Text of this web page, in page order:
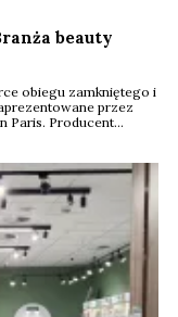
beauty
obiegu zamkniętego i
przez
Paris. Producent